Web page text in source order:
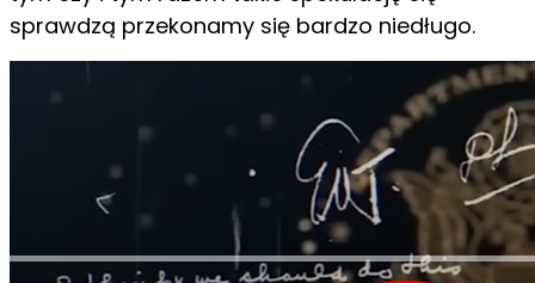
sprawdzą przekonamy się bardzo niedługo.